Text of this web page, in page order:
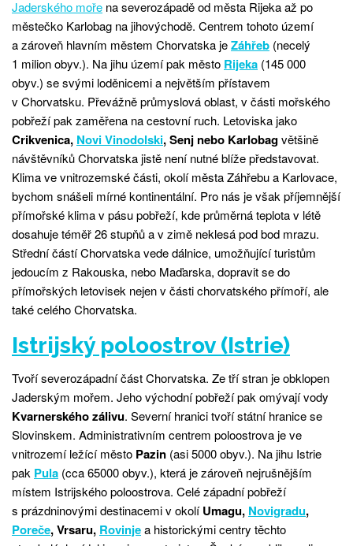
Jaderského moře na severozápadě od města Rijeka až po
městečko Karlobag na jihovýchodě. Centrem tohoto území
a zároveň hlavním městem Chorvatska jeZáhřeb (necelý
1 milion obyv.). Na jihu území pak město Rijeka (145 000
obyv.) se svými loděnicemi a největším přístavem
v Chorvatsku. Převážně průmyslová oblast, v části mořského
pobřeží pak zaměřena na cestovní ruch. Letoviska jako
Crikvenica, Novi Vinodolski, Senj nebo Karlobagvětšině
návštěvníků Chorvatska jistě není nutné blíže představovat.
Klima ve vnitrozemské části, okolí města Záhřebu a Karlovace,
bychom snášeli mírné kontinentální. Pro nás je však příjemnější
přímořské klima v pásu pobřeží, kde průměrná teplota v létě
dosahuje téměř 26 stupňů a v zimě neklesá pod bod mrazu.
Střední částí Chorvatska vede dálnice, umožňující turistům
jedoucím z Rakouska, nebo Maďarska, dopravit se do
přímořských letovisek nejen v části chorvatského přímoří, ale
také celého Chorvatska.
Istrijský poloostrov (Istrie)
Tvoří severozápadní část Chorvatska. Ze tří stran je obklopen
Jaderským mořem. Jeho východní pobřeží pak omývají vody
Kvarnerského zálivu. Severní hranici tvoří státní hranice se
Slovinskem. Administrativním centrem poloostrova je ve
vnitrozemí ležící město Pazin (asi 5000 obyv.). Na jihu Istrie
pak Pula (cca 65000 obyv.), která je zároveň nejrušnějším
místem Istrijského poloostrova. Celé západní pobřeží
s prázdninovými destinacemi v okolíUmagu, Novigradu,
Poreče, Vrsaru, Rovinjea historickými centry těchto